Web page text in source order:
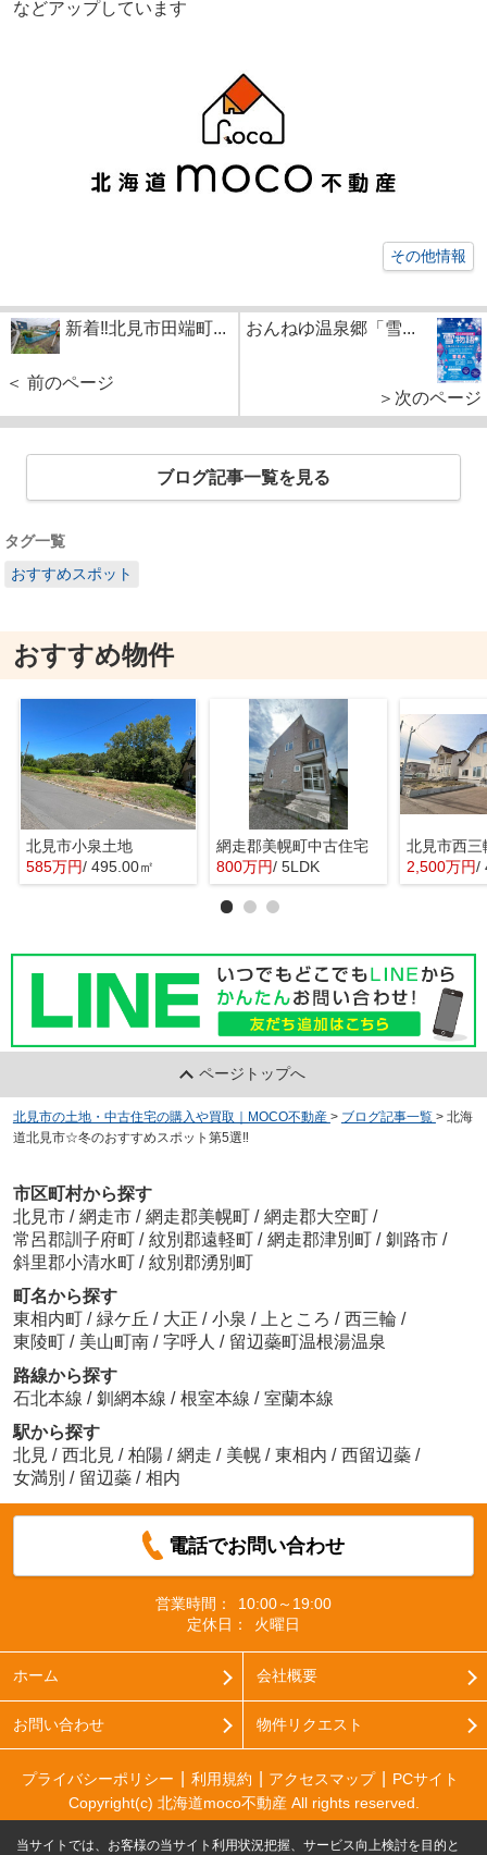
などアップしています
その他情報
新着‼北見市田端町...
＜ 前のページ
おんねゆ温泉郷「雪...
＞次のページ
ブログ記事一覧を見る
タグ一覧
おすすめスポット
おすすめ物件
北見市小泉土地
585万円/ 495.00㎡
網走郡美幌町中古住宅
800万円/ 5LDK
北見市西三
2,500万円/
ページトップへ
北見市の土地・中古住宅の購入や買取｜MOCO不動産 > ブログ記事一覧 > 北海
道北見市☆冬のおすすめスポット第5選‼
市区町村から探す
北見市 / 網走市 / 網走郡美幌町 / 網走郡大空町 /
常呂郡訓子府町 / 紋別郡遠軽町 / 網走郡津別町 / 釧路市 /
斜里郡小清水町 / 紋別郡湧別町
町名から探す
東相内町 / 緑ケ丘 / 大正 / 小泉 / 上ところ / 西三輪 /
東陵町 / 美山町南 / 字呼人 / 留辺蘂町温根湯温泉
路線から探す
石北本線 / 釧網本線 / 根室本線 / 室蘭本線
駅から探す
北見 / 西北見 / 柏陽 / 網走 / 美幌 / 東相内 / 西留辺蘂 /
女満別 / 留辺蘂 / 相内
電話でお問い合わせ
営業時間：
10:00～19:00
定休日：
火曜日
ホーム 会社概要
お問い合わせ 物件リクエスト
プライバシーポリシー 利用規約 アクセスマップ
PCサイト
Copyright(c) 北海道moco不動産 All rights reserved.
当サイトでは、お客様の当サイト利用状況把握、サービス向上検討を目的と